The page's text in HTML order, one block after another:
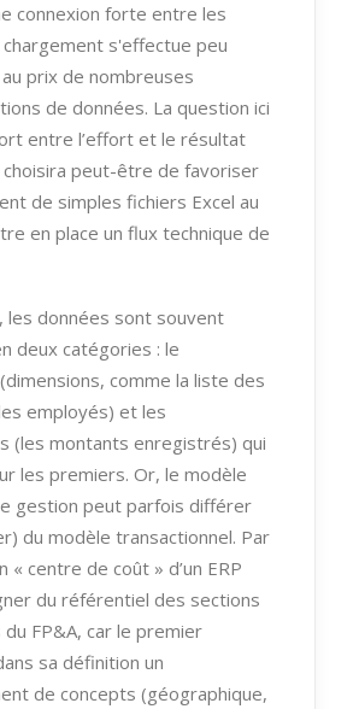
connexion forte entre les
s'effectue peu
prix de nombreuses
de données. La question ici
entre l’effort et le résultat
choisira peut-être de favoriser
de simples fichiers Excel au
en place un flux technique de
les données sont souvent
deux catégories : le
comme la liste des
employés) et les
(les montants enregistrés) qui
les premiers. Or, le modèle
gestion peut parfois différer
du modèle transactionnel. Par
« centre de coût » d’un ERP
du référentiel des sections
FP&A, car le premier
sa définition un
de concepts (géographique,